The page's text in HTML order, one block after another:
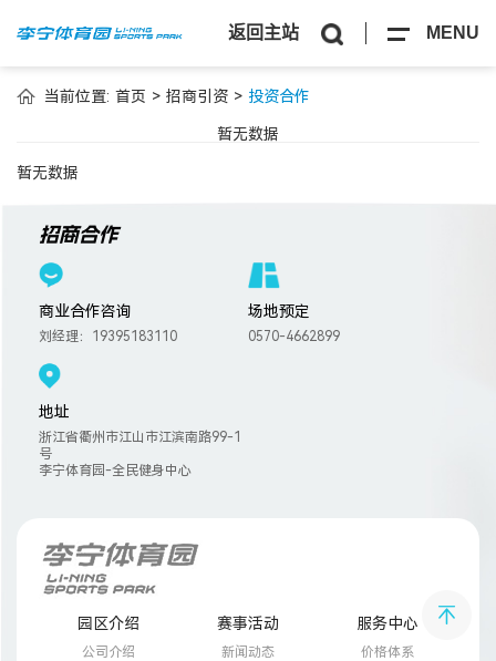
返回主站 MENU
当前位置: 首页 > 招商引资 > 投资合作
暂无数据
暂无数据
招商合作
商业合作咨询
刘经理：19395183110
场地预定
0570-4662899
地址
浙江省衢州市江山市江滨南路99-1
号
李宁体育园-全民健身中心
园区介绍
公司介绍
赛事活动
新闻动态
服务中心
价格体系